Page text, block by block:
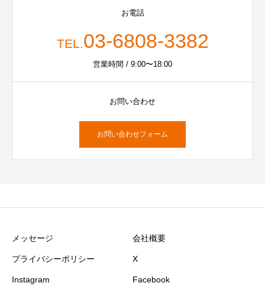
お電話
TEL.03-6808-3382
営業時間 / 9:00〜18:00
お問い合わせ
お問い合わせフォーム
メッセージ 会社概要
プライバシーポリシー X
Instagram Facebook